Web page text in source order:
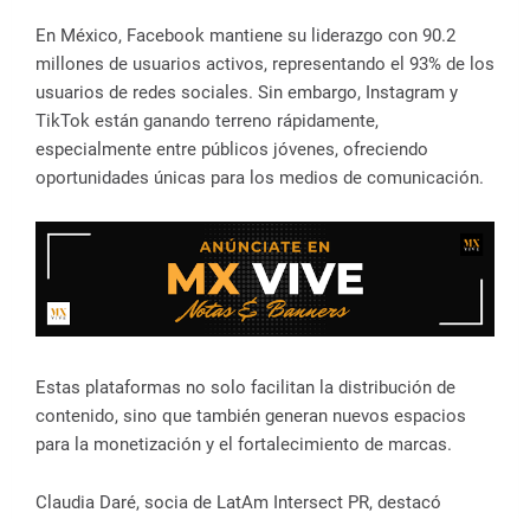
En México, Facebook mantiene su liderazgo con 90.2
millones de usuarios activos, representando el 93% de los
usuarios de redes sociales. Sin embargo, Instagram y
TikTok están ganando terreno rápidamente,
especialmente entre públicos jóvenes, ofreciendo
oportunidades únicas para los medios de comunicación.
Estas plataformas no solo facilitan la distribución de
contenido, sino que también generan nuevos espacios
para la monetización y el fortalecimiento de marcas.
Claudia Daré, socia de LatAm Intersect PR, destacó